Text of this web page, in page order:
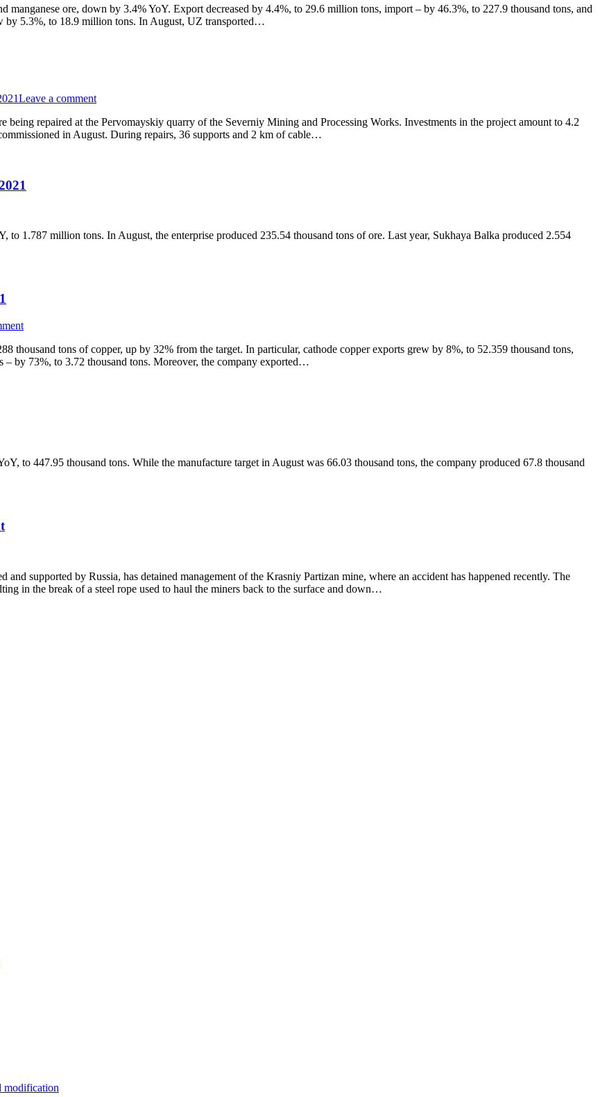
ore, down by 3.4% YoY. Export decreased by 4.4%, to 29.6 million tons, import – by 46.3%, to 227.9 thousand tons, and
by 5.3%, to 18.9 million tons. In August, UZ transported…
Leave a comment
repaired at the Pervomayskiy quarry of the Severniy Mining and Processing Works. Investments in the project amount to 4.2
in August. During repairs, 36 supports and 2 km of cable…
to 1.787 million tons. In August, the enterprise produced 235.54 thousand tons of ore. Last year, Sukhaya Balka produced 2.554
thousand tons of copper, up by 32% from the target. In particular, cathode copper exports grew by 8%, to 52.359 thousand tons,
by 73%, to 3.72 thousand tons. Moreover, the company exported…
to 447.95 thousand tons. While the manufacture target in August was 66.03 thousand tons, the company produced 67.8 thousand
and supported by Russia, has detained management of the Krasniy Partizan mine, where an accident has happened recently. The
in the break of a steel rope used to haul the miners back to the surface and down…
modification